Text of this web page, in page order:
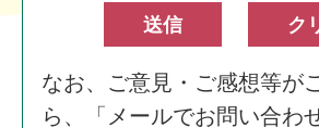
なお、ご意見・ご感想等が
ら、「メールでお問い合わ